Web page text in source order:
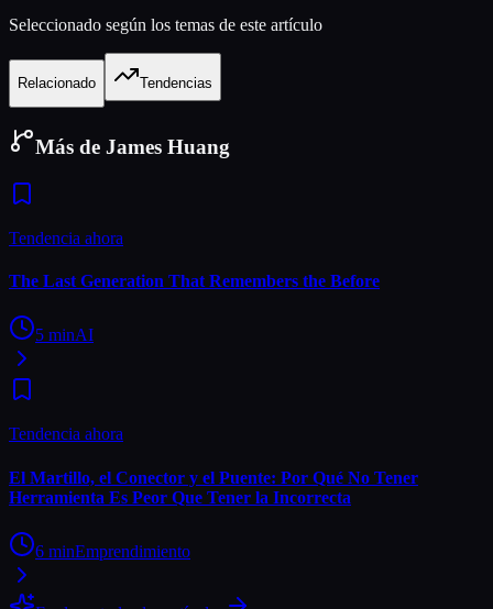
Seleccionado según los temas de este artículo
Relacionado Tendencias
Más de James Huang
Tendencia ahora
The Last Generation That Remembers the Before
5 minAI
Tendencia ahora
El Martillo, el Conector y el Puente: Por Qué No Tener
Herramienta Es Peor Que Tener la Incorrecta
6 minEmprendimiento